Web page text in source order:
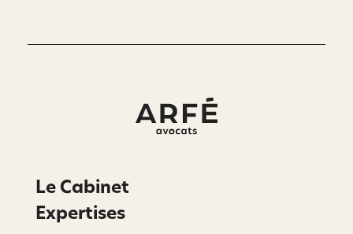
Le Cabinet
Expertises